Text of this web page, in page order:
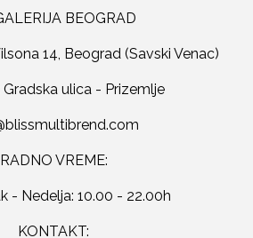
BEOGRAD
14, Beograd (Savski Venac)
Gradska ulica - Prizemlje
RADNO VREME:
- Nedelja: 10.00 - 22.00h
KONTAKT: